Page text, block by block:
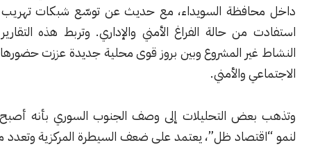
السويداء، مع حديث عن توسّع شبكات تهريب يُعتقد أنها
من حالة الفراغ الأمني والإداري. وتربط هذه التقارير بين ازدياد
المشروع وبين بروز قوى محلية جديدة عززت حضورها في المشهد
والأمني.
التحليلات إلى وصف الجنوب السوري بأنه أصبح بيئة قابلة
ظل”، يعتمد على ضعف السيطرة المركزية وتعدد مراكز النفوذ،